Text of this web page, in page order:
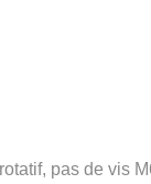
pas de vis